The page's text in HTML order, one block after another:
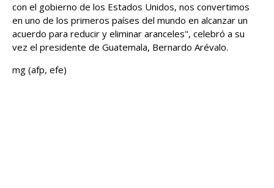
con el gobierno de los Estados Unidos, nos convertimos
en uno de los primeros países del mundo en alcanzar un
acuerdo para reducir y eliminar aranceles", celebró a su
vez el presidente de Guatemala, Bernardo Arévalo.
mg (afp, efe)